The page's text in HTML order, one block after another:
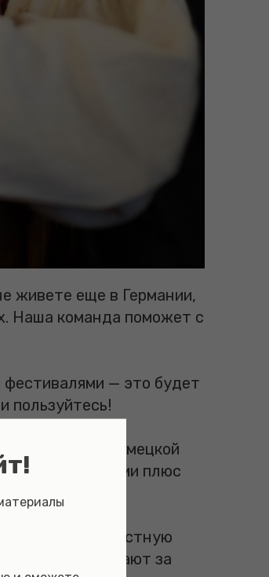
живете еще в Германии,
Наша команда поможет с
фестивалями — это будет
пользуйтесь!
с немецкой
формальными плюс
окунуться в местную
barriers исчезают за